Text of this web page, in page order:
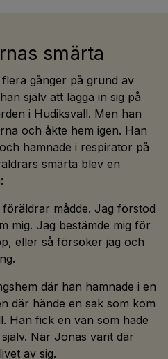
smärta
gånger på grund av
själv att lägga in sig på
i Hudiksvall. Men han
och åkte hem igen. Han
hamnade i respirator på
smärta blev en
mådde. Jag förstod
mig. Jag bestämde mig för
eller så försöker jag och
där han hamnade i en
där hände en sak som kom
Han fick en vän som hade
När Jonas varit där
av sig.